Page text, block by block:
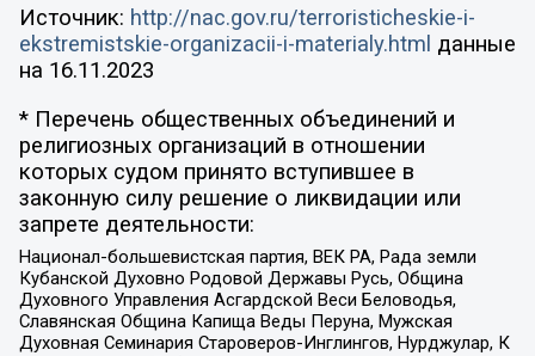
Источник: http://nac.gov.ru/terroristicheskie-i-
ekstremistskie-organizacii-i-materialy.html данные
на 16.11.2023
* Перечень общественных объединений и
религиозных организаций в отношении
которых судом принято вступившее в
законную силу решение о ликвидации или
запрете деятельности:
Национал-большевистская партия, ВЕК РА, Рада земли
Кубанской Духовно Родовой Державы Русь, Община
Духовного Управления Асгардской Веси Беловодья,
Славянская Община Капища Веды Перуна, Мужская
Духовная Семинария Староверов-Инглингов, Нурджулар, К